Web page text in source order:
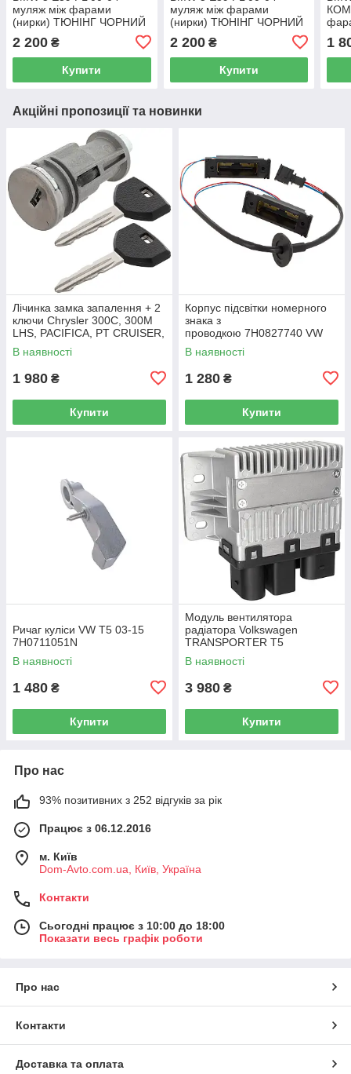
муляж між фарами
(нирки) ТЮНІНГ ЧОРНИЙ
комплект
2 200 ₴
Купити
муляж між фарами
(нирки) ТЮНІНГ ЧОРНИЙ
комплект
2 200₴
Купити
1
Акційні пропозиції та новинки
Лічинка замка запалення + 2
ключи Chrysler 300C, 300M
LHS, PACIFICA, PT CRUISER,
SEBRING 5003843AB
В наявності
1 980 ₴
Купити
Корпус підсвітки номерного
знака з
проводкою 7H0827740 VW
Caddy III (2K) 2004-2015
/ Caddy IV (SA) 2016-
В наявності
1 280 ₴
Купити
Ричаг куліси VW T5 03-15
7H0711051N
В наявності
1 480 ₴
Купити
Модуль вентилятора
радіатора Volkswagen
TRANSPORTER T5
Фургон 03-15 7H0919506D
В наявності
3 980 ₴
Купити
Про нас
93% позитивних з 252 відгуків за рік
Працює з 06.12.2016
м. Київ
Dom-Avto.com.ua, Київ, Україна
Контакти
Сьогодні працює з 10:00 до 18:00
Показати весь графік роботи
Про нас
Контакти
Доставка та оплата